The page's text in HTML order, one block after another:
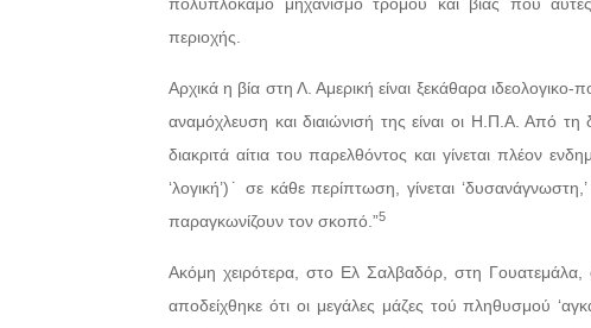
πολυπλόκαμο μηχανισμό τρόμου και βίας που
περιοχής.
Αρχικά η βία στη Λ. Αμερική είναι ξεκάθαρα ιδεολογικο-
αναμόχλευση και διαιώνισή της είναι οι Η.Π.Α. Από τη
διακριτά αίτια του παρελθόντος και γίνεται πλέον
‘λογική’)˙ σε κάθε περίπτωση, γίνεται
παραγκωνίζουν τον σκοπό.”5
Ακόμη χειρότερα, στο Ελ Σαλβαδόρ, στη
αποδείχθηκε ότι οι μεγάλες μάζες τού πληθυσμού